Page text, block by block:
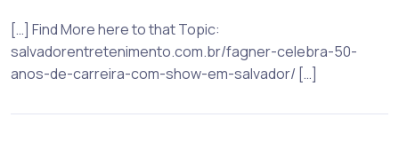
[…] Find More here to that Topic:
salvadorentretenimento.com.br/fagner-celebra-50-
anos-de-carreira-com-show-em-salvador/ […]